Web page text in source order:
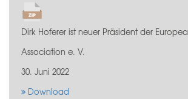
Dirk Hoferer ist neuer Präsident der
Association e. V.
30. Juni 2022
Download